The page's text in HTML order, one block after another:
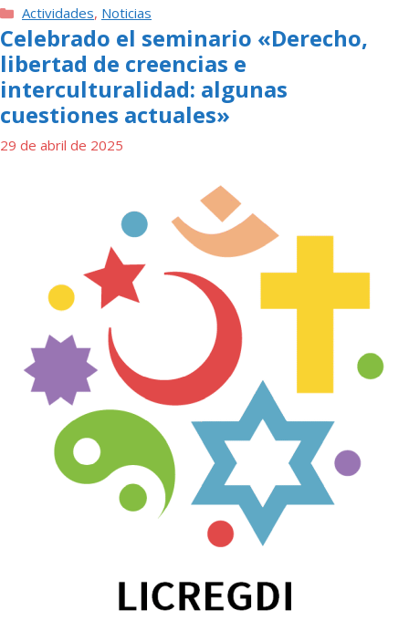
Categorías
Actividades, Noticias
Celebrado el seminario «Derecho,
libertad de creencias e
interculturalidad: algunas
cuestiones actuales»
29 de abril de 2025